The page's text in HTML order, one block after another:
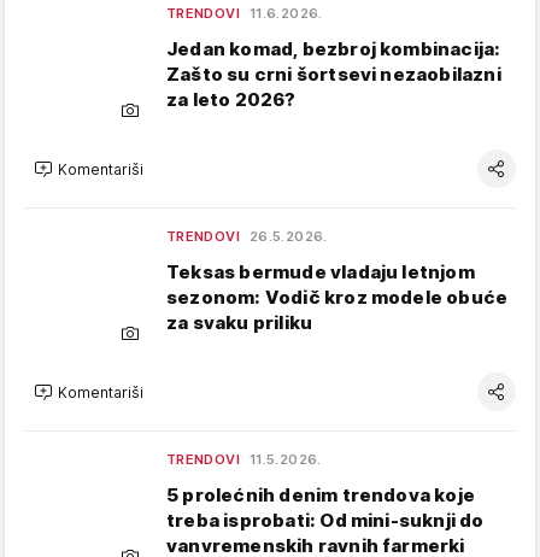
TRENDOVI 11.6.2026.
Jedan komad, bezbroj kombinacija:
Zašto su crni šortsevi nezaobilazni
za leto 2026?
Komentariši
TRENDOVI 26.5.2026.
Teksas bermude vladaju letnjom
sezonom: Vodič kroz modele obuće
za svaku priliku
Komentariši
TRENDOVI 11.5.2026.
5 prolećnih denim trendova koje
treba isprobati: Od mini-suknji do
vanvremenskih ravnih farmerki